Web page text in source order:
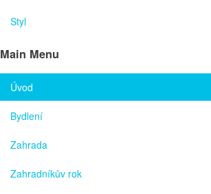
Styl
Main Menu
Úvod
Bydlení
Zahrada
Zahradníkův rok